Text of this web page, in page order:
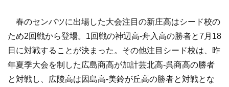
春のセンバツに出場した大会注目の新庄高はシード校の
ため2回戦から登場。1回戦の神辺高-舟入高の勝者と7月18
日に対戦することが決まった。その他注目シード校は、昨
年夏季大会を制した広島商高が加計芸北高-呉商高の勝者
と対戦し、広陵高は因島高-美鈴が丘高の勝者と対戦とな